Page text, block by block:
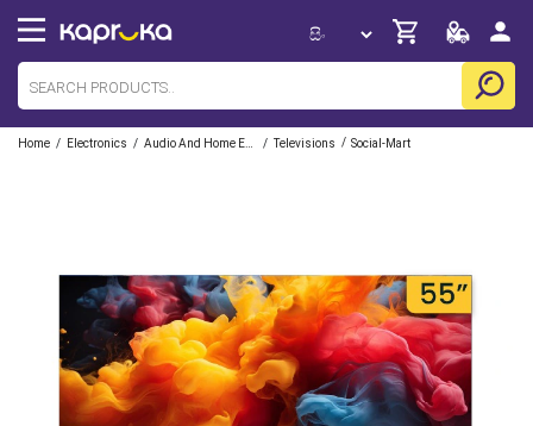
Home / Electronics / / Televisions / Social-Mart